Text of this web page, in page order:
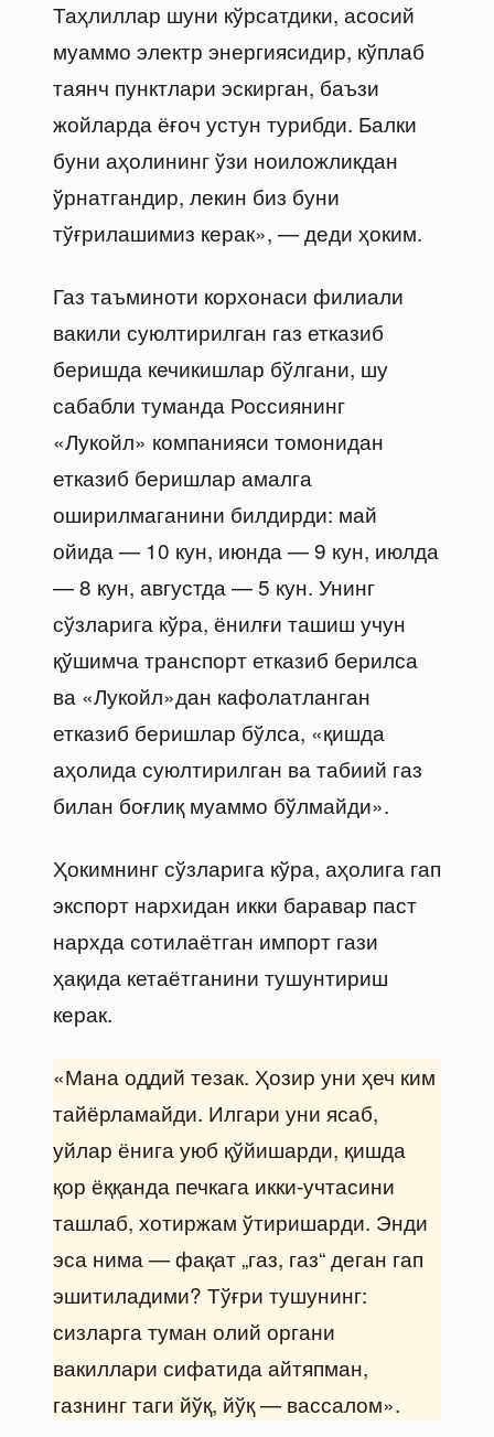
Таҳлиллар шуни кўрсатдики, асосий
муаммо электр энергиясидир, кўплаб
таянч пунктлари эскирган, баъзи
жойларда ёғоч устун турибди. Балки
буни аҳолининг ўзи ноиложликдан
ўрнатгандир, лекин биз буни
тўғрилашимиз керак», — деди ҳоким.
Газ таъминоти корхонаси филиали
вакили суюлтирилган газ етказиб
беришда кечикишлар бўлгани, шу
сабабли туманда Россиянинг
«Лукойл» компанияси томонидан
етказиб беришлар амалга
оширилмаганини билдирди: май
ойида — 10 кун, июнда — 9 кун, июлда
— 8 кун, августда — 5 кун. Унинг
сўзларига кўра, ёнилғи ташиш учун
қўшимча транспорт етказиб берилса
ва «Лукойл»дан кафолатланган
етказиб беришлар бўлса, «қишда
аҳолида суюлтирилган ва табиий газ
билан боғлиқ муаммо бўлмайди».
Ҳокимнинг сўзларига кўра, аҳолига гап
экспорт нархидан икки баравар паст
нархда сотилаётган импорт гази
ҳақида кетаётганини тушунтириш
керак.
«Мана оддий тезак. Ҳозир уни ҳеч ким
тайёрламайди. Илгари уни ясаб,
уйлар ёнига уюб қўйишарди, қишда
қор ёққанда печкага икки-учтасини
ташлаб, хотиржам ўтиришарди. Энди
эса нима — фақат „газ, газ“ деган гап
эшитиладими? Тўғри тушунинг:
сизларга туман олий органи
вакиллари сифатида айтяпман,
газнинг таги йўқ, йўқ — вассалом».